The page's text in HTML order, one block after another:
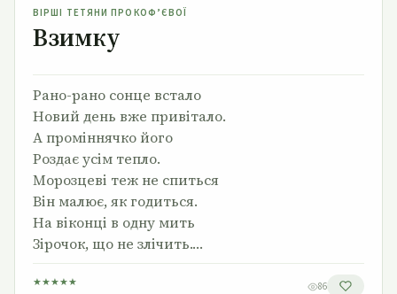
ВІРШІ ТЕТЯНИ ПРОКОФ’ЄВОЇ
Взимку
Рано-рано сонце встало
Новий день вже привітало.
А проміннячко його
Роздає усім тепло.
Морозцеві теж не спиться
Він малює, як годиться.
На віконці в одну мить
Зірочок, що не злічить.…
★★★★★ 86